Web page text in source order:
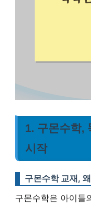
1. 구몬수학,
시작
구몬수학 교재,
구몬수학은 아이들